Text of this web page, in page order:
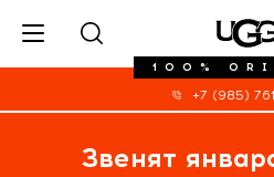
100%
+7 (985)
Звенят